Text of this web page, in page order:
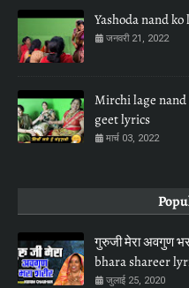
Yashoda nand
जनवरी 21, 2022
Mirchi lage nand
geet lyrics
मार्च 03, 2022
गुरुजी मेरा अवगुण
bhara shareer
जुलाई 25, 2020